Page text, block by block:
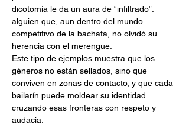
dicotomía le da un aura de “infiltrado”:
alguien que, aun dentro del mundo
competitivo de la bachata, no olvidó su
herencia con el merengue.
Este tipo de ejemplos muestra que los
géneros no están sellados, sino que
conviven en zonas de contacto, y que cada
bailarín puede moldear su identidad
cruzando esas fronteras con respeto y
audacia.